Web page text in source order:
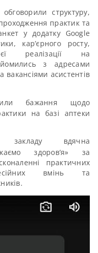
структуру,
практик та
у додатку Google
кар’єрного росту,
реалізації на
з адресами
вакансіями асистентів
бажання щодо
на базі аптеки
закладу вдячна
здоров’я» за
практичних
вмінь та